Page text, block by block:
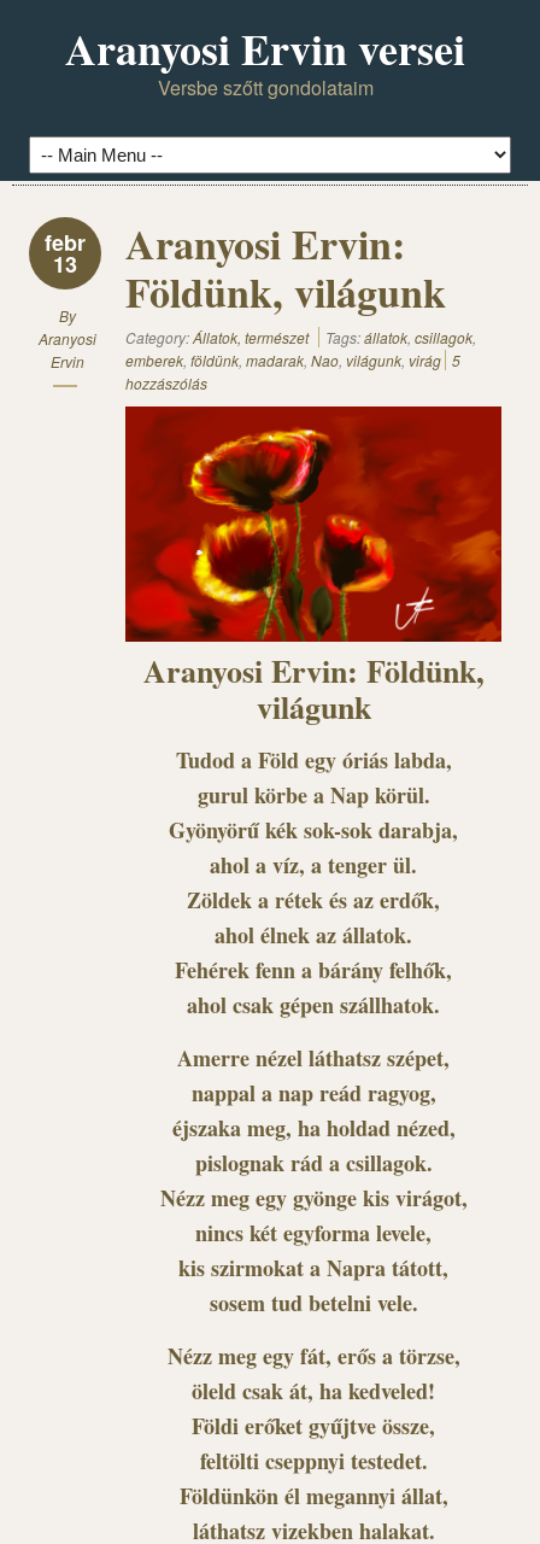
Aranyosi Ervin versei
Versbe szőtt gondolataim
febr
13
By
Aranyosi
Ervin
Aranyosi Ervin:
Földünk, világunk
Category:Állatok, természet Tags:állatok, csillagok,
emberek, földünk, madarak, Nao, világunk, virág 5
hozzászólás
Aranyosi Ervin: Földünk,
világunk
Tudod a Föld egy óriás labda,
gurul körbe a Nap körül.
Gyönyörű kék sok-sok darabja,
ahol a víz, a tenger ül.
Zöldek a rétek és az erdők,
ahol élnek az állatok.
Fehérek fenn a bárány felhők,
ahol csak gépen szállhatok.
Amerre nézel láthatsz szépet,
nappal a nap reád ragyog,
éjszaka meg, ha holdad nézed,
pislognak rád a csillagok.
Nézz meg egy gyönge kis virágot,
nincs két egyforma levele,
kis szirmokat a Napra tátott,
sosem tud betelni vele.
Nézz meg egy fát, erős a törzse,
öleld csak át, ha kedveled!
Földi erőket gyűjtve össze,
feltölti cseppnyi testedet.
Földünkön él megannyi állat,
láthatsz vizekben halakat.